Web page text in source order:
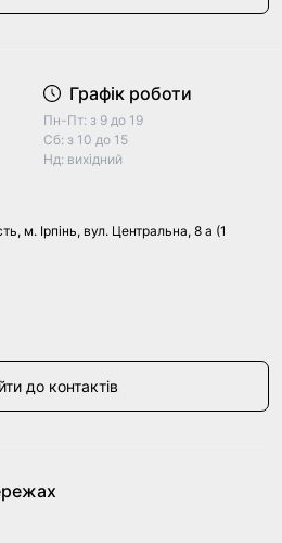
Графік роботи
Пн-Пт: з 9 до 19
Сб: з 10 до 15
Нд: вихідний
м. Ірпінь, вул. Центральна, 8 а (1
до контактів